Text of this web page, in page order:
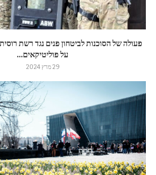
פעולה של הסוכנות לביטחון פנים נגד רשת
על פוליטיקאים...
29 מרץ 2024